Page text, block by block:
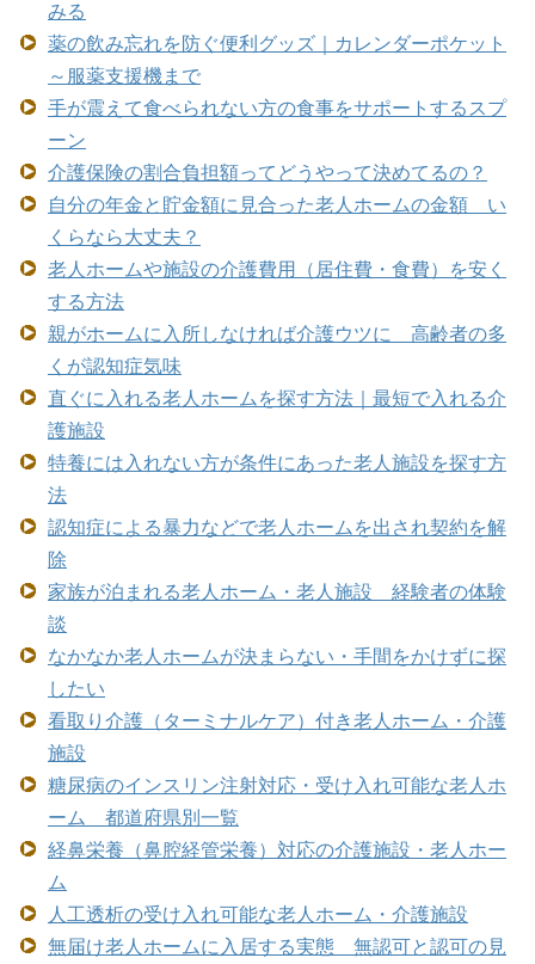
みる
薬の飲み忘れを防ぐ便利グッズ｜カレンダーポケット
～服薬支援機まで
手が震えて食べられない方の食事をサポートするスプ
ーン
介護保険の割合負担額ってどうやって決めてるの？
自分の年金と貯金額に見合った老人ホームの金額 い
くらなら大丈夫？
老人ホームや施設の介護費用（居住費・食費）を安く
する方法
親がホームに入所しなければ介護ウツに 高齢者の多
くが認知症気味
直ぐに入れる老人ホームを探す方法｜最短で入れる介
護施設
特養には入れない方が条件にあった老人施設を探す方
法
認知症による暴力などで老人ホームを出され契約を解
除
家族が泊まれる老人ホーム・老人施設 経験者の体験
談
なかなか老人ホームが決まらない・手間をかけずに探
したい
看取り介護（ターミナルケア）付き老人ホーム・介護
施設
糖尿病のインスリン注射対応・受け入れ可能な老人ホ
ーム 都道府県別一覧
経鼻栄養（鼻腔経管栄養）対応の介護施設・老人ホー
ム
人工透析の受け入れ可能な老人ホーム・介護施設
無届け老人ホームに入居する実態 無認可と認可の見